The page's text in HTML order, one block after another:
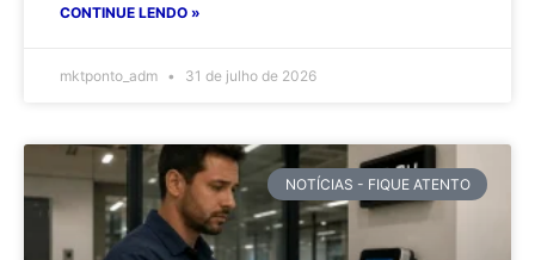
CONTINUE LENDO »
mktponto_adm 31 de julho de 2026
NOTÍCIAS - FIQUE ATENTO